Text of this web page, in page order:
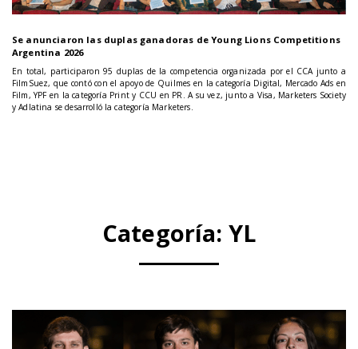
Se anunciaron las duplas ganadoras de Young Lions Competitions
Argentina 2026
En total, participaron 95 duplas de la competencia organizada por el CCA junto a
FilmSuez, que contó con el apoyo de Quilmes en la categoría Digital, Mercado Ads en
Film, YPF en la categoría Print y CCU en PR. A su vez, junto a Visa, Marketers Society
y Adlatina se desarrolló la categoría Marketers.
Categoría: YL